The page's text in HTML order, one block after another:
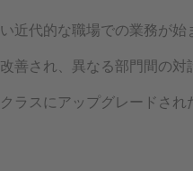
近代的な職場での業務が始
善され、異なる部門間の対
ラスにアップグレードされ